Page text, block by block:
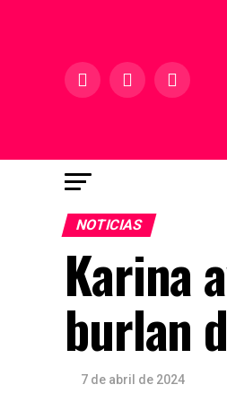
NOTICIAS
Karina
burlan
7 de abril de 2024